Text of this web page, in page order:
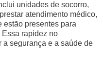
unidades de socorro,
atendimento médico,
estão presentes para
rapidez no
a segurança e a saúde de